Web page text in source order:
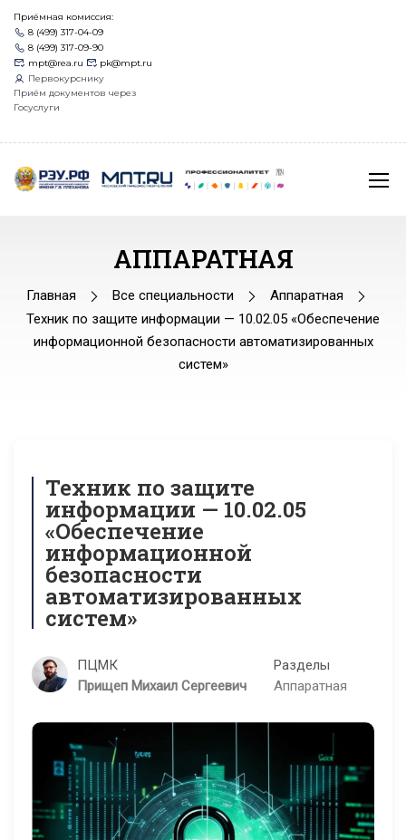
Приёмная комиссия:
8 (499) 317-04-09
8 (499) 317-09-90
mpt@rea.ru
pk@mpt.ru
Первокурснику
Приём документов через
Госуслуги
АППАРАТНАЯ
Главная Все специальности
Аппаратная
Техник по защите информации — 10.02.05 «Обеспечение
информационной безопасности автоматизированных
систем»
Техник по защите
информации — 10.02.05
«Обеспечение
информационной
безопасности
автоматизированных
систем»
ПЦМК
Прищеп Михаил Сергеевич
Разделы
Аппаратная